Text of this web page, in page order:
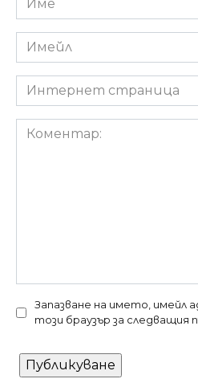
*
Имейл
*
Интернет
страница
Коментар:
Запазване на името, имейл
този браузър за